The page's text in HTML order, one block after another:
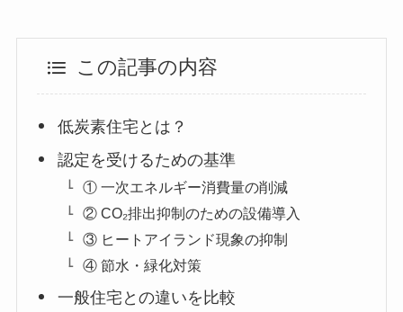
この記事の内容
低炭素住宅とは？
認定を受けるための基準
① 一次エネルギー消費量の削減
② CO₂排出抑制のための設備導入
③ ヒートアイランド現象の抑制
④ 節水・緑化対策
一般住宅との違いを比較